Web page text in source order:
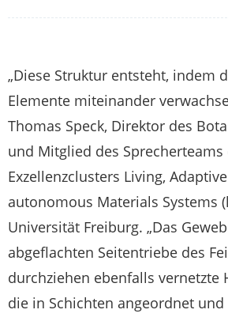
„Diese Struktur entsteht, indem
Elemente miteinander
Thomas Speck, Direktor des
und Mitglied des Sprecherteams
Exzellenzclusters Living,
autonomous Materials Systems
Universität Freiburg. „Das
abgeflachten Seitentriebe des
durchziehen ebenfalls vernetzte
die in Schichten angeordnet